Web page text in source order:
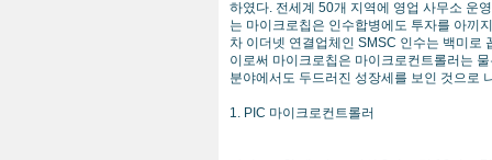
하였다. 전세계 50개 지역에 영업 사무소 운
는 마이크로칩은 인수합병에도 투자를 아끼
차 이더넷 연결업체인 SMSC 인수는 백미로
이로써 마이크로칩은 마이크로컨트롤러는
분야에서도 두드러진 성장세를 보인 것으로
1. PIC 마이크로컨트롤러